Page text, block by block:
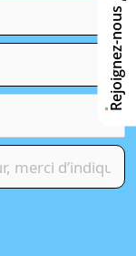
Rejoignez-nous